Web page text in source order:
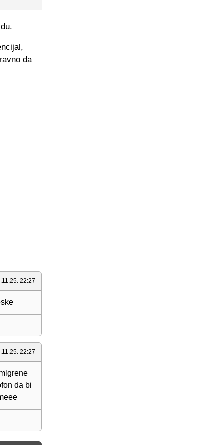
da
22:27
22:27
da bi